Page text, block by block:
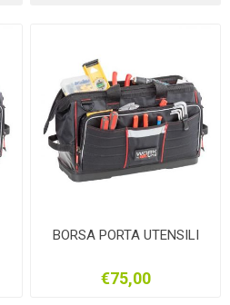
BORSA PORTA UTENSILI
€75,00